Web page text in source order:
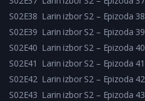
S02E38 Larin izbor S2 – Epizoda 38
S02E39 Larin izbor S2 – Epizoda 39
S02E40 Larin izbor S2 – Epizoda 40
S02E41 Larin izbor S2 – Epizoda 41
S02E42 Larin izbor S2 – Epizoda 42
S02E43 Larin izbor S2 – Epizoda 43